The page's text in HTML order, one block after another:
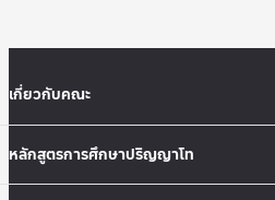
เกี่ยวกับคณะ
หลักสูตรการศึกษาปริญญาโท